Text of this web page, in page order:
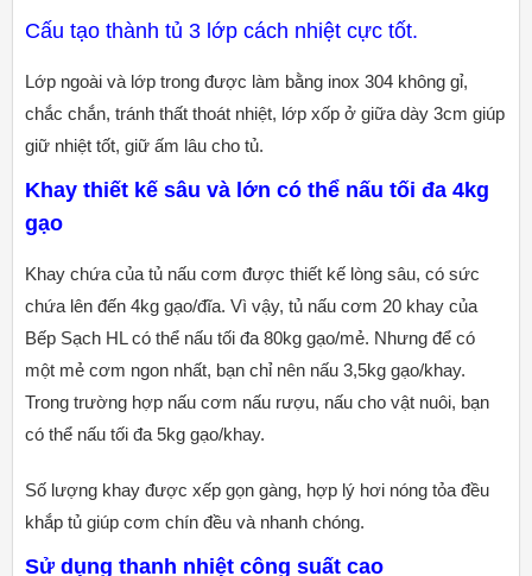
Cấu tạo thành tủ 3 lớp cách nhiệt cực tốt.
Lớp ngoài và lớp trong được làm bằng inox 304 không gỉ,
chắc chắn, tránh thất thoát nhiệt, lớp xốp ở giữa dày 3cm giúp
giữ nhiệt tốt, giữ ấm lâu cho tủ.
Khay thiết kế sâu và lớn có thể nấu tối đa 4kg
gạo
Khay chứa của tủ nấu cơm được thiết kế lòng sâu, có sức
chứa lên đến 4kg gạo/đĩa. Vì vậy, tủ nấu cơm 20 khay của
Bếp Sạch HL có thể nấu tối đa 80kg gạo/mẻ. Nhưng để có
một mẻ cơm ngon nhất, bạn chỉ nên nấu 3,5kg gạo/khay.
Trong trường hợp nấu cơm nấu rượu, nấu cho vật nuôi, bạn
có thể nấu tối đa 5kg gạo/khay.
Số lượng khay được xếp gọn gàng, hợp lý hơi nóng tỏa đều
khắp tủ giúp cơm chín đều và nhanh chóng.
Sử dụng thanh nhiệt công suất cao